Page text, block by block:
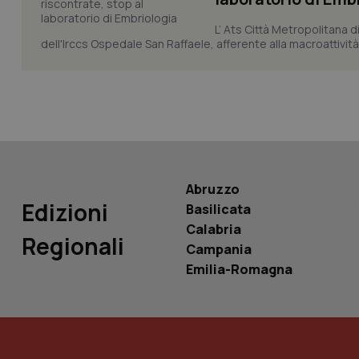
L’ Ats Città Metropolitana
dell'Irccs Ospedale San Raffaele, afferente alla
Edizioni
Regionali
Abruzzo
Basilicata
Calabria
Campania
Emilia-Romagna_ga_0VMQEQKQ1N
VISITOR_INFO1_LIVE